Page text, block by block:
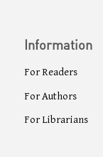
Information
For Readers
For Authors
For Librarians